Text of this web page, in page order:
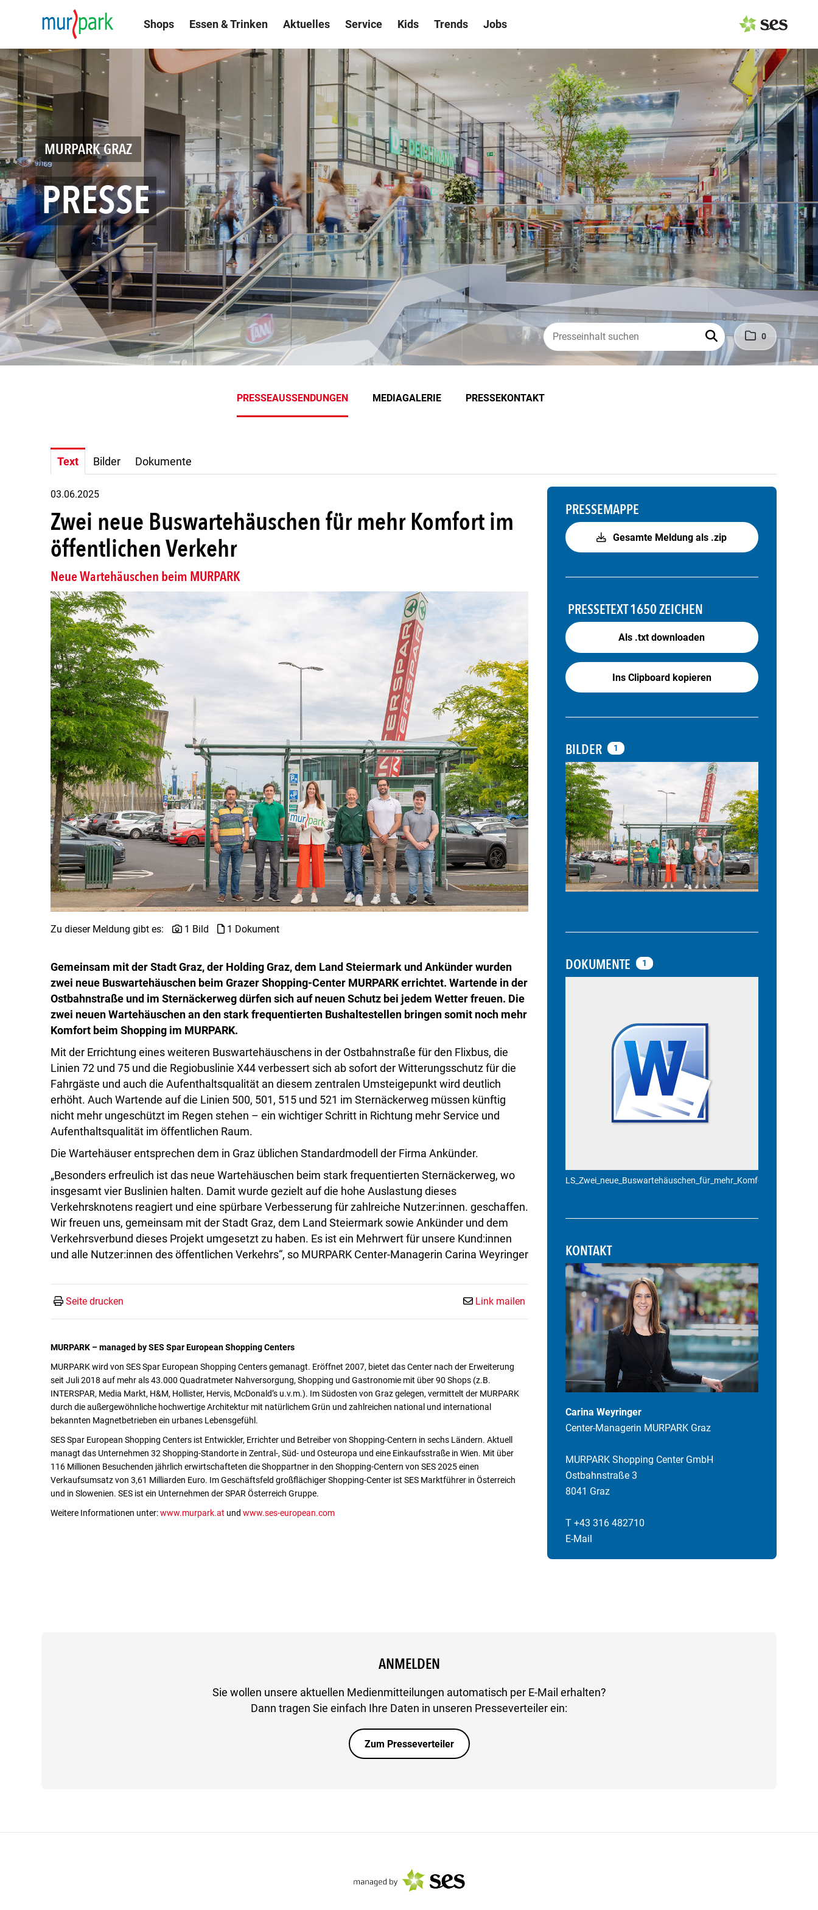
Shops Essen & Trinken Aktuelles Service Kids Trends Jobs
0
MURPARK GRAZ
PRESSE
PRESSEAUSSENDUNGEN MEDIAGALERIE PRESSEKONTAKT
Text Bilder Dokumente
03.06.2025
Zwei neue Buswartehäuschen für mehr Komfort im
öffentlichen Verkehr
Neue Wartehäuschen beim MURPARK
Zu dieser Meldung gibt es: 1 Bild 1 Dokument
Gemeinsam mit der Stadt Graz, der Holding Graz, dem Land Steiermark und Ankünder wurden
zwei neue Buswartehäuschen beim Grazer Shopping-Center MURPARK errichtet. Wartende in der
Ostbahnstraße und im Sternäckerweg dürfen sich auf neuen Schutz bei jedem Wetter freuen. Die
zwei neuen Wartehäuschen an den stark frequentierten Bushaltestellen bringen somit noch mehr
Komfort beim Shopping im MURPARK.
Mit der Errichtung eines weiteren Buswartehäuschens in der Ostbahnstraße für den Flixbus, die
Linien 72 und 75 und die Regiobuslinie X44 verbessert sich ab sofort der Witterungsschutz für die
Fahrgäste und auch die Aufenthaltsqualität an diesem zentralen Umsteigepunkt wird deutlich
erhöht. Auch Wartende auf die Linien 500, 501, 515 und 521 im Sternäckerweg müssen künftig
nicht mehr ungeschützt im Regen stehen – ein wichtiger Schritt in Richtung mehr Service und
Aufenthaltsqualität im öffentlichen Raum.
Die Wartehäuser entsprechen dem in Graz üblichen Standardmodell der Firma Ankünder.
„Besonders erfreulich ist das neue Wartehäuschen beim stark frequentierten Sternäckerweg, wo
insgesamt vier Buslinien halten. Damit wurde gezielt auf die hohe Auslastung dieses
Verkehrsknotens reagiert und eine spürbare Verbesserung für zahlreiche Nutzer:innen. geschaffen.
Wir freuen uns, gemeinsam mit der Stadt Graz, dem Land Steiermark sowie Ankünder und dem
Verkehrsverbund dieses Projekt umgesetzt zu haben. Es ist ein Mehrwert für unsere Kund:innen
und alle Nutzer:innen des öffentlichen Verkehrs“, so MURPARK Center-Managerin Carina Weyringer
Seite drucken Link mailen
MURPARK – managed by SES Spar European Shopping Centers
MURPARK wird von SES Spar European Shopping Centers gemanagt. Eröffnet 2007, bietet das Center nach der Erweiterung
seit Juli 2018 auf mehr als 43.000 Quadratmeter Nahversorgung, Shopping und Gastronomie mit über 90 Shops (z.B.
INTERSPAR, Media Markt, H&M, Hollister, Hervis, McDonald’s u.v.m.). Im Südosten von Graz gelegen, vermittelt der MURPARK
durch die außergewöhnliche hochwertige Architektur mit natürlichem Grün und zahlreichen national und international
bekannten Magnetbetrieben ein urbanes Lebensgefühl.
SES Spar European Shopping Centers ist Entwickler, Errichter und Betreiber von Shopping-Centern in sechs Ländern. Aktuell
managt das Unternehmen 32 Shopping-Standorte in Zentral-, Süd- und Osteuropa und eine Einkaufsstraße in Wien. Mit über
116 Millionen Besuchenden jährlich erwirtschafteten die Shoppartner in den Shopping-Centern von SES 2025 einen
Verkaufsumsatz von 3,61 Milliarden Euro. Im Geschäftsfeld großflächiger Shopping-Center ist SES Marktführer in Österreich
und in Slowenien. SES ist ein Unternehmen der SPAR Österreich Gruppe.
Weitere Informationen unter:www.murpark.at und www.ses-european.com
PRESSEMAPPE
Gesamte Meldung als .zip
PRESSETEXT1650 ZEICHEN
Als .txt downloaden
Ins Clipboard kopieren
BILDER 1
DOKUMENTE 1
KONTAKT
Carina Weyringer
Center-Managerin MURPARK Graz
MURPARK Shopping Center GmbH
Ostbahnstraße 3
8041 Graz
T +43 316 482710
E-Mail
ANMELDEN
Sie wollen unsere aktuellen Medienmitteilungen automatisch per E-Mail erhalten?
Dann tragen Sie einfach Ihre Daten in unseren Presseverteiler ein:
Zum Presseverteiler